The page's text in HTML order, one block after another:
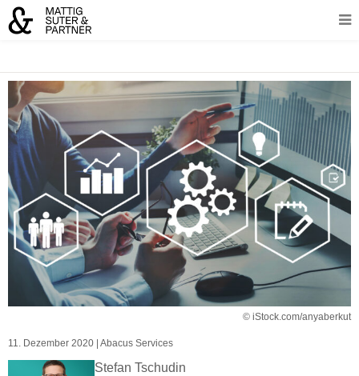
© iStock.com/anyaberkut
11. Dezember 2020 | Abacus Services
Stefan Tschudin